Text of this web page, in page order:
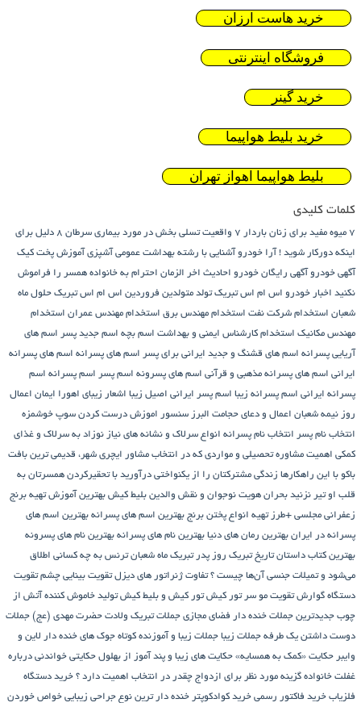
خرید هاست ارزان
فروشگاه اینترنتی
خرید گینر
خرید بلیط هواپیما
بلیط هواپیما اهواز تهران
کلمات کلیدی
7 میوه مفید برای زنان باردار 7 واقعیت تسلی بخش در مورد بیماری سرطان
8 دلیل برای
اینکه دورکار شوید ! آرا خودرو آشنایی با رشته بهداشت عمومی آشپزی آموزش پخت کیک
آگهی خودرو آگهی رایگان خودرو احادیث اخر الزمان احترام به خانواده همسر را فراموش
نکنید اخبار خودرو اس ام اس تبریک تولد متولدین فروردین اس ام اس تبریک حلول ماه
شعبان استخدام شرکت نفت استخدام مهندس برق استخدام مهندس عمران استخدام
مهندس مکانیک استخدام کارشناس ایمنی و بهداشت اسم بچه اسم جدید پسر اسم های
آریایی پسرانه اسم های قشنگ و جدید ایرانی برای پسر اسم های پسرانه اسم های پسرانه
ایرانی اسم های پسرانه مذهبی و قرآنی اسم های پسرونه اسم پسر اسم پسرانه اسم
پسرانه ایرانی اسم پسرانه زیبا اسم پسر ایرانی اصیل زیبا اشعار زیبای اهورا ایمان اعمال
روز نیمه شعبان اعمال و دعای حجامت البرز سنسور اموزش درست کردن سوپ خوشمزه
انتخاب نام پسر انتخاب نام پسرانه انواع سرلاک و نشانه های نیاز نوزاد به سرلاک و غذای
کمکی اهمیت مشاوره تحصیلی و مواردی که در انتخاب مشاور ایچری شهر، قدیمی ترین بافت
باکو با این راهکارها زندگی مشترکتان را از یکنواختی درآورید با تحقیرکردن همسرتان به
قلب او تیر نزنید بحران هویت نوجوان و نقش والدین بلیط کیش بهترین آموزش تهیه برنج
زعفرانی مجلسی +طرز تهیه انواع پختن برنج بهترین اسم های پسرانه بهترین اسم های
پسرانه در ایران بهترین رمان های دنیا بهترین نام های پسرانه بهترین نام های پسرونه
بهترین کتاب داستان تاریخ تبریک روز پدر تبریک ماه شعبان ترنس به چه کسانی اطلاق
می‌شود و تمیلات جنسی آن‌ها چیست ؟ تفاوت ژنراتور های دیزل تقویت بینایی چشم تقویت
دستگاه گوارش تقویت مو سر تور کیش تور کیش و بلیط کیش تولید خاموش کننده آتش از
چوب جدیدترین جملات خنده دار فضای مجازی جملات تبریک ولادت حضرت مهدی (عج) جملات
دوست داشتن یک طرفه جملات زیبا جملات زیبا و آموزنده کوتاه جوک های خنده دار لاین و
وایبر حکایت «کمک به همسایه» حکایت های زیبا و پند آموز از بهلول حکایتی خواندنی درباره
غفلت خانواده گزینه مورد نظر برای ازدواج چقدر در انتخاب اهمیت دارد ؟ خرید دستگاه
فلزیاب خرید فاکتور رسمی خرید کوادکوپتر خنده دار ترین نوع جراحی زیبایی خواص خوردن